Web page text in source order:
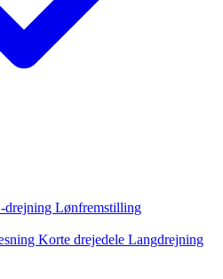
drejning Lønfremstilling
Korte drejedele Langdrejning